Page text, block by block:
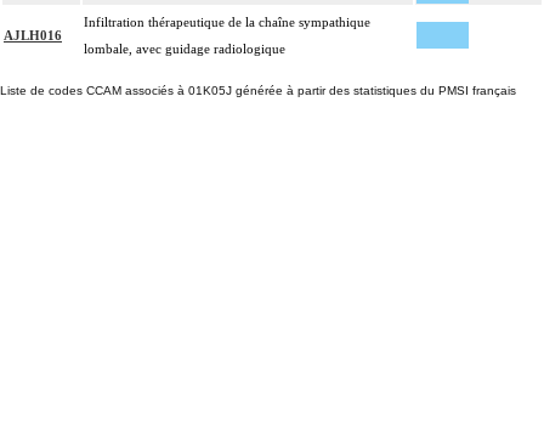
AJLH016
Infiltration thérapeutique de la chaîne sympathique
lombale, avec guidage radiologique
Liste de codes CCAM associés à 01K05J générée à partir des statistiques du PMSI français